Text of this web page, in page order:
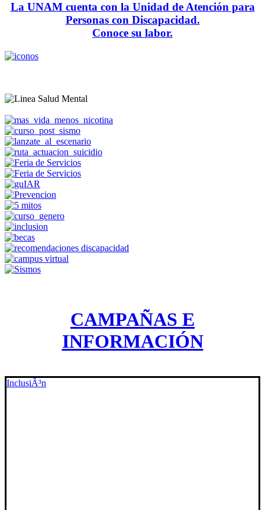
La UNAM cuenta con la Unidad de Atención para
Personas con Discapacidad.
Conoce su labor.
CAMPAÑAS E
INFORMACIÓN
InclusiÃ³n